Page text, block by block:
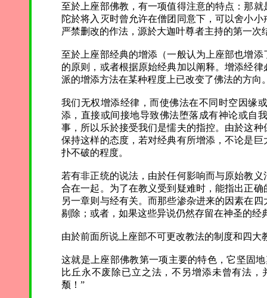
至於上座部佛教，有一项值得注意的特点：那
陀於将入灭时曾允许在僧团同意下，可以舍小
严禁删改的作法，源於大迦叶尊者主持的第一
至於上座部经典的增添（一般认为上座部也增
的原则，或者根据原始经典加以阐释。增添经
派的增添方法在某种程度上已改变了佛法的方向
我们无权增添经律，而使佛法在不同时空因缘
添，直接或间接地导致佛法堕落成有神论或自
事，所以乐於接受我们是懦夫的指控。由於这
保持这样的态度，若对经典有所增添，不论是
扑不破的程度。
若有非正统的说法，由於任何影响而与原始教
合在一起。为了在教义受到疑难时，能指出正
另一章则与经有关。而那些渗杂进来的因素在
剔除；或者，如果这些异说仍然存留在神圣的
由於前面所说上座部不可更改教法的制度和四
这就是上座部佛教第一项主要的特色，它坚固
比丘永不废除已立之法，不另增添未曾有法
颓！”